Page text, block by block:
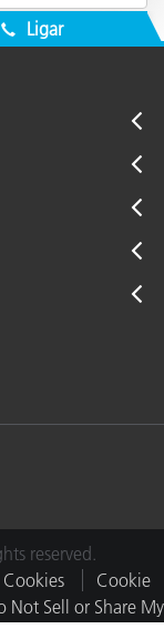
Ligar
reserved.
Cookies
Cookie
Not Sell or Share My